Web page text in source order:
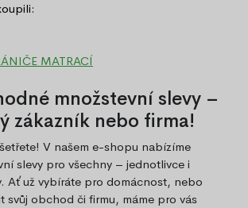
MATRACÍ
množstevní slevy –
zákazník nebo firma!
V našem e-shopu nabízíme
slevy pro všechny – jednotlivce i
Ať už vybíráte pro domácnost, nebo
svůj obchod či firmu, máme pro vás